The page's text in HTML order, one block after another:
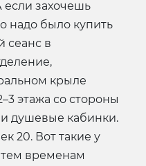
если захочешь
надо было купить
сеанс в
крыле
этажа со стороны
душевые кабинки.
20. Вот такие у
тем временам